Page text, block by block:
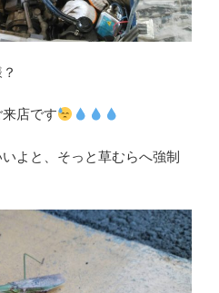
店です
よと、そっと草むらへ強制